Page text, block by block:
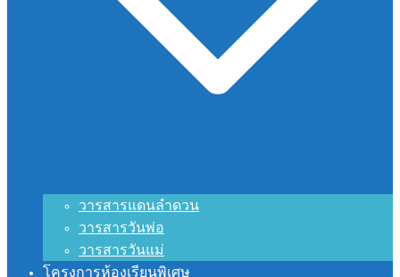
วารสารแดนลำดวน
วารสารวันพ่อ
วารสารวันแม่
โครงการห้องเรียนพิเศษ